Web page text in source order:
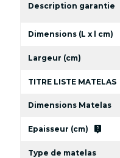
Description garantie
Dimensions (L x l cm)
Largeur (cm)
TITRE LISTE MATELAS
Dimensions Matelas
Epaisseur (cm) live_help
Type de matelas